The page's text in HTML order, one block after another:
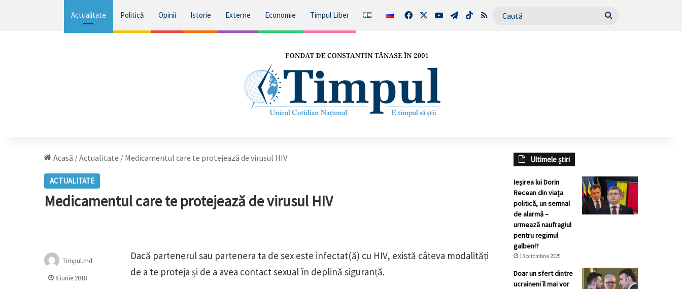
Actualitate Politică Opinii Istorie Externe Economie Timpul Liber FacebookYouTubeTelegram
TikTokRSS Caută
Acasă /Actualitate / Medicamentul care te protejează de virusul HIV
ACTUALITATE
Medicamentul care te protejează de virusul HIV
Dacă partenerul sau partenera ta de sex este infectat(ă) cu HIV, există câteva modalități
de a te proteja și de a avea contact sexual în deplină siguranță.
Timpul.md
8 iunie 2018
Ultimele știri
Ieșirea lui Dorin
Recean din viața
politică, un semnal
de alarmă –
urmează naufragiul
pentru regimul
galben!?
13 octombrie 2025
Doar un sfert dintre
ucraineni îl mai vor